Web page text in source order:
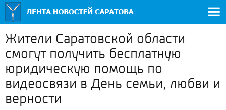
Жители Саратовской области
смогут получить бесплатную
юридическую помощь по
видеосвязи в День семьи, любви и
верности